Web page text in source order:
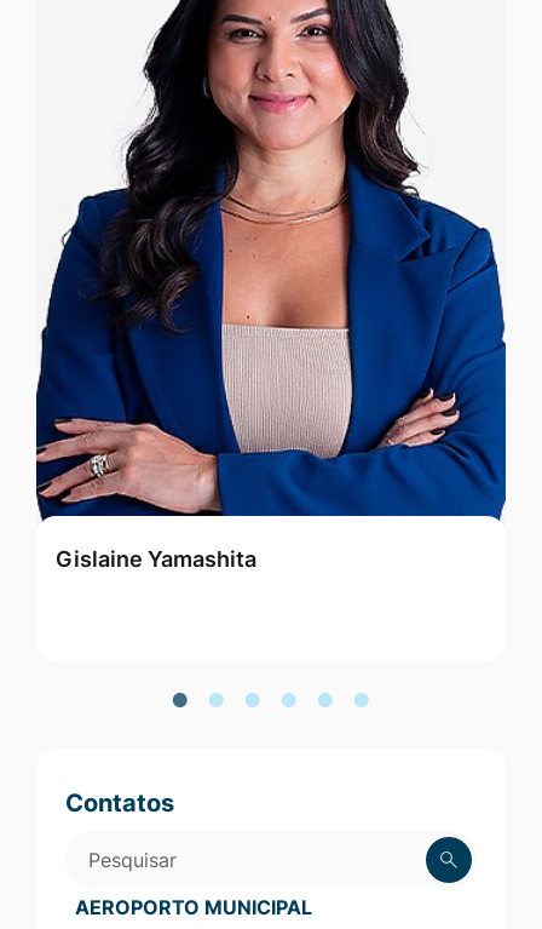
Gislaine Yamashita
Contatos
Pesquisar
AEROPORTO MUNICIPAL